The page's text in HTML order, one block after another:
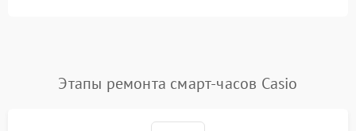
Этапы ремонта смарт-часов Casio